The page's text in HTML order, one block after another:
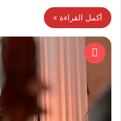
أكمل القراءة »